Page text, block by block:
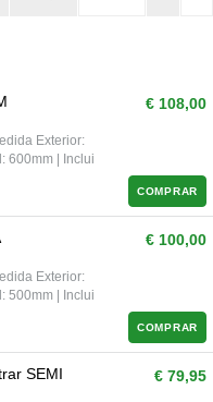
Exterior:
600mm | Inclui
€ 108,00
COMPRAR
Exterior:
500mm | Inclui
€ 100,00
COMPRAR
SEMI
€ 79,95